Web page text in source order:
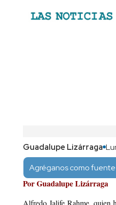
Guadalupe Lizárraga
Agréganos como
Por Guadalupe Lizárraga